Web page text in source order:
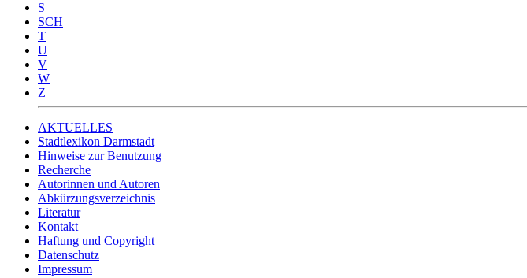
S
SCH
T
U
V
W
Z
AKTUELLES
Stadtlexikon Darmstadt
Hinweise zur Benutzung
Recherche
Autorinnen und Autoren
Abkürzungsverzeichnis
Literatur
Kontakt
Haftung und Copyright
Datenschutz
Impressum